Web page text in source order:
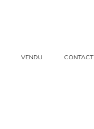
VENDU CONTACT